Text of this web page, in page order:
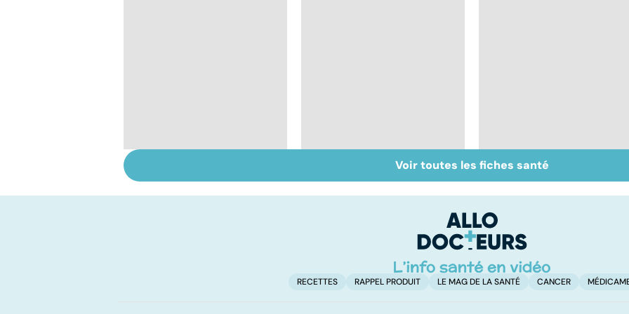
comment s'en
Vivre après un
cancer
Pneumothorax :
quand l'air s'échappe
Voir toutes les fiches santé
RECETTES RAPPEL PRODUIT LE MAG DE LA SANTÉ CANCER